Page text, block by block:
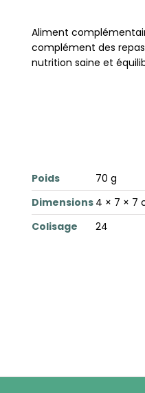
Aliment
complément des
nutrition saine et
Poids
70 g
Dimensions 4 × 7 × 7
Colisage
24